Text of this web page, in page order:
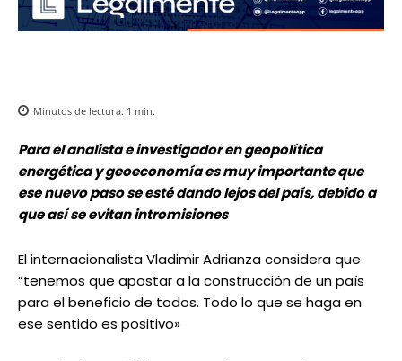
Minutos de lectura: 1 min.
Para el analista e investigador en geopolítica
energética y geoeconomía es muy importante que
ese nuevo paso se esté dando lejos del país, debido a
que así se evitan intromisiones
El internacionalista Vladimir Adrianza considera que
“tenemos que apostar a la construcción de un país
para el beneficio de todos. Todo lo que se haga en
ese sentido es positivo»